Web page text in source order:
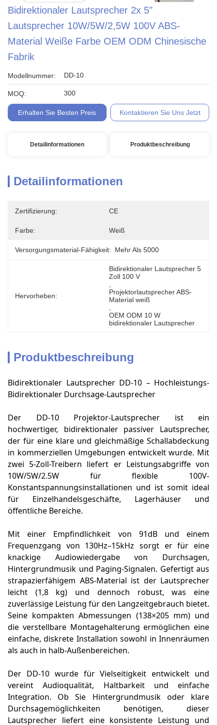
Bidirektionaler Lautsprecher 2x 5"
Lautsprecher 10W/5W/2,5W 100V ABS-
Material Weiße Farbe OEM ODM Chinesische
Fabrik
Modellnummer: DD-10
MOQ: 300
Erhalten Sie Besten Preis Kontaktieren Sie Uns Jetzt
Detailinformationen Produktbeschreibung
Detailinformationen
Zertifizierung: CE
Farbe: Weiß
Versorgungsmaterial-Fähigkeit: Mehr Als 5000
Hervorheben:
Bidirektionaler Lautsprecher 5
Zoll 100 V
Projektorlautsprecher ABS-
Material weiß
OEM ODM 10 W
bidirektionaler Lautsprecher
Produktbeschreibung
Bidirektionaler Lautsprecher DD-10 – Hochleistungs-
Bidirektionaler Durchsage-Lautsprecher
Der DD-10 Projektor-Lautsprecher ist ein
hochwertiger, bidirektionaler passiver Lautsprecher,
der für eine klare und gleichmäßige Schallabdeckung
in kommerziellen Umgebungen entwickelt wurde. Mit
zwei 5-Zoll-Treibern liefert er Leistungsabgriffe von
10W/5W/2.5W für flexible 100V-
Konstantspannungsinstallationen und ist somit ideal
für Einzelhandelsgeschäfte, Lagerhäuser und
öffentliche Bereiche.
Mit einer Empfindlichkeit von 91dB und einem
Frequenzgang von 130Hz–15kHz sorgt er für eine
knackige Audiowiedergabe von Durchsagen,
Hintergrundmusik und Paging-Signalen. Gefertigt aus
strapazierfähigem ABS-Material ist der Lautsprecher
leicht (1,8 kg) und dennoch robust, was eine
zuverlässige Leistung für den Langzeitgebrauch bietet.
Seine kompakten Abmessungen (138×205 mm) und
die verstellbare Montagehalterung ermöglichen eine
einfache, diskrete Installation sowohl in Innenräumen
als auch in halb-Außenbereichen.
Der DD-10 wurde für Vielseitigkeit entwickelt und
vereint Audioqualität, Haltbarkeit und einfache
Integration. Ob Sie Hintergrundmusik oder klare
Durchsagemöglichkeiten benötigen, dieser
Lautsprecher liefert eine konsistente Leistung und